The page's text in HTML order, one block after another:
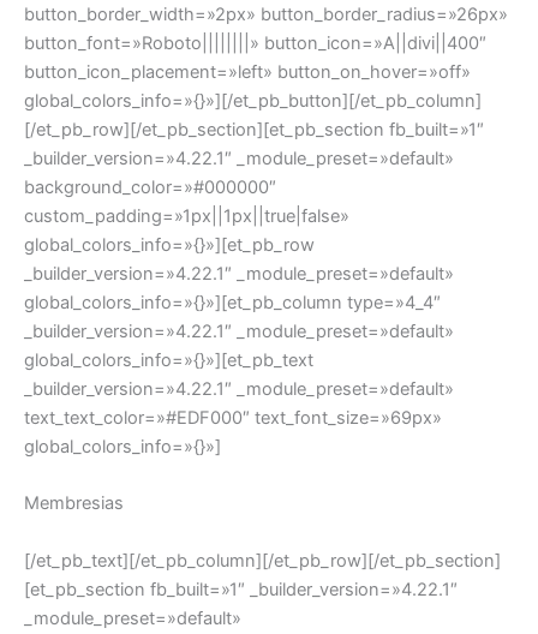
button_border_width=»2px» button_border_radius=»26px»
button_font=»Roboto||||||||» button_icon=»A||divi||400″
button_icon_placement=»left» button_on_hover=»off»
global_colors_info=»{}»][/et_pb_button][/et_pb_column]
[/et_pb_row][/et_pb_section][et_pb_section fb_built=»1″
_builder_version=»4.22.1″ _module_preset=»default»
background_color=»#000000″
custom_padding=»1px||1px||true|false»
global_colors_info=»{}»][et_pb_row
_builder_version=»4.22.1″ _module_preset=»default»
global_colors_info=»{}»][et_pb_column type=»4_4″
_builder_version=»4.22.1″ _module_preset=»default»
global_colors_info=»{}»][et_pb_text
_builder_version=»4.22.1″ _module_preset=»default»
text_text_color=»#EDF000″ text_font_size=»69px»
global_colors_info=»{}»]
Membresias
[/et_pb_text][/et_pb_column][/et_pb_row][/et_pb_section]
[et_pb_section fb_built=»1″ _builder_version=»4.22.1″
_module_preset=»default»